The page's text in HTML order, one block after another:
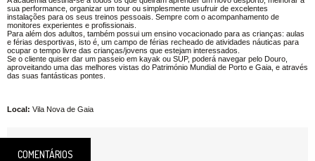
sua performance, organizar um tour ou simplesmente usufruir de excelentes
instalações para os seus treinos pessoais. Sempre com o acompanhamento de
monitores experientes e profissionais.
Para além dos adultos, também possui um ensino vocacionado para as crianças: aulas
e férias desportivas, isto é, um campo de férias recheado de atividades náuticas para
ocupar o tempo livre das crianças/jovens que estejam interessados.
Se o cliente quiser dar um passeio em kayak ou SUP, poderá navegar pelo Douro,
aproveitando uma das melhores vistas do Património Mundial de Porto e Gaia, e através
das suas fantásticas pontes.
Local: Vila Nova de Gaia
COMENTÁRIOS